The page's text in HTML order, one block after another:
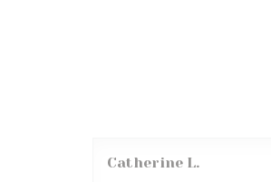
Catherine L